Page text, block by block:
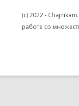
(c) 2022 -
работе со